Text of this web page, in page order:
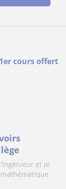
1er cours offert
et je